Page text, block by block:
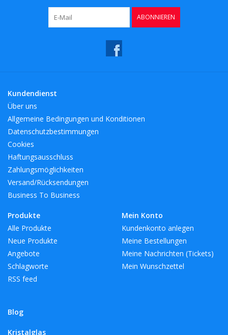
ABONNIEREN
Kundendienst
Über uns
Allgemeine Bedingungen und Konditionen
Datenschutzbestimmungen
Cookies
Haftungsausschluss
Zahlungsmöglichkeiten
Versand/Rücksendungen
Business To Business
Produkte
Alle Produkte
Neue Produkte
Angebote
Schlagworte
RSS feed
Blog
Mein Konto
Kundenkonto anlegen
Meine Bestellungen
Meine Nachrichten (Tickets)
Mein Wunschzettel
Kristalglas